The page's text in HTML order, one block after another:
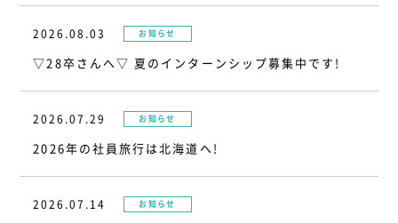
2026.08.03 お知らせ
▽28卒さんへ▽ 夏のインターンシップ募集中です!
2026.07.29 お知らせ
2026年の社員旅行は北海道へ!
2026.07.14 お知らせ